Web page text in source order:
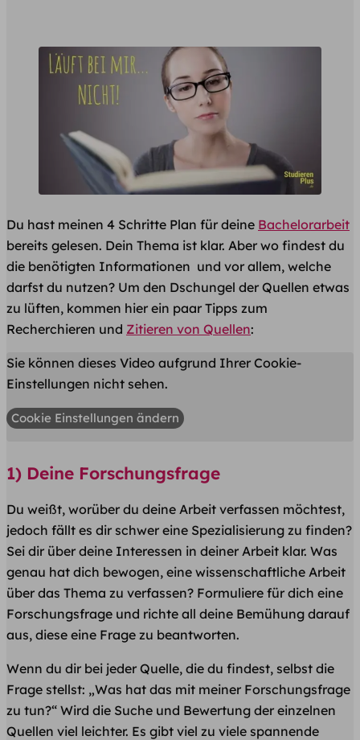
Du hast meinen 4 Schritte Plan für deine Bachelorarbeit
bereits gelesen. Dein Thema ist klar. Aber wo findest du
die benötigten Informationen und vor allem, welche
darfst du nutzen? Um den Dschungel der Quellen etwas
zu lüften, kommen hier ein paar Tipps zum
Recherchieren und Zitieren von Quellen:
Sie können dieses Video aufgrund Ihrer Cookie-
Einstellungen nicht sehen.
Cookie Einstellungen ändern
1) Deine Forschungsfrage
Du weißt, worüber du deine Arbeit verfassen möchtest,
jedoch fällt es dir schwer eine Spezialisierung zu finden?
Sei dir über deine Interessen in deiner Arbeit klar. Was
genau hat dich bewogen, eine wissenschaftliche Arbeit
über das Thema zu verfassen? Formuliere für dich eine
Forschungsfrage und richte all deine Bemühung darauf
aus, diese eine Frage zu beantworten.
Wenn du dir bei jeder Quelle, die du findest, selbst die
Frage stellst: „Was hat das mit meiner Forschungsfrage
zu tun?“ Wird die Suche und Bewertung der einzelnen
Quellen viel leichter. Es gibt viel zu viele spannende